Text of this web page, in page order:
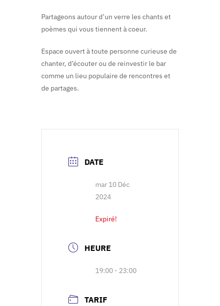
Partageons autour d’un verre les chants et
poèmes qui vous tiennent à coeur.
Espace ouvert à toute personne curieuse de
chanter, d’écouter ou de reinvestir le bar
comme un lieu populaire de rencontres et
de partages.
DATE
mar 10 Déc
2024
Expiré!
HEURE
19:00 - 23:00
TARIF